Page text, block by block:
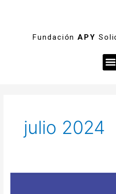
Fundación APY
julio 2024